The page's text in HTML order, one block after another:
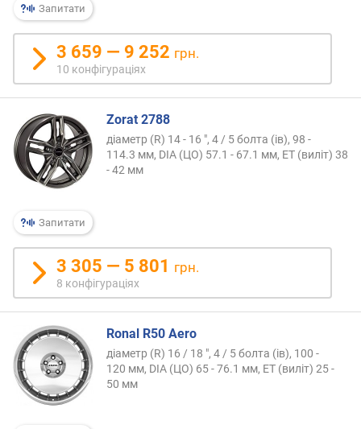
в
л
м
м
)
Запитати
3 659 — 9 252 грн.
10 конфігураціях
Запитати
Zorat 2788
діаметр (R) 14 - 16 ", 4 / 5 болта (ів), 98 -
114.3 мм, DIA (ЦО) 57.1 - 67.1 мм, ET (виліт) 38
- 42 мм
3 305 — 5 801 грн.
8 конфігураціях
Ronal R50 Aero
діаметр (R) 16 / 18 ", 4 / 5 болта (ів), 100 -
120 мм, DIA (ЦО) 65 - 76.1 мм, ET (виліт) 25 -
50 мм